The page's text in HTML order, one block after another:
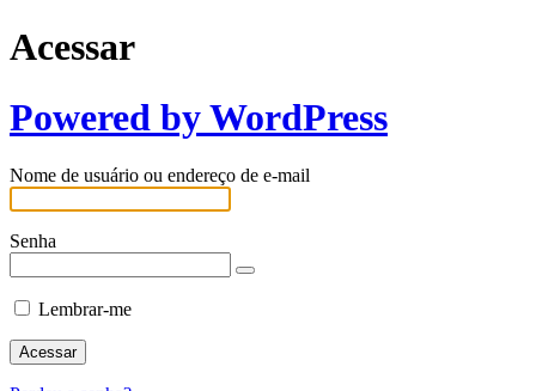
Acessar
Powered by WordPress
Nome de usuário ou endereço de e-mail
Senha
Lembrar-me